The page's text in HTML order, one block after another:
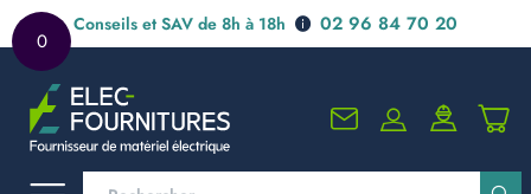
0
Conseils et SAV de 8h à 18h 02 96 84 70 20